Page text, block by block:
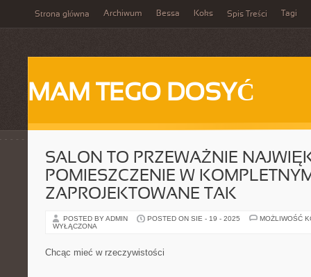
Strona główna Archiwum Bessa Koks Spis Treści Tagi
MAM TEGO DOSYĆ
SALON TO PRZEWAŻNIE
POMIESZCZENIE W
ZAPROJEKTOWANE TAK
POSTED BY ADMIN POSTED ON SIE - 19 - 2025
MOŻLIWOŚĆ
WYŁĄCZONA
Chcąc mieć w rzeczywistości